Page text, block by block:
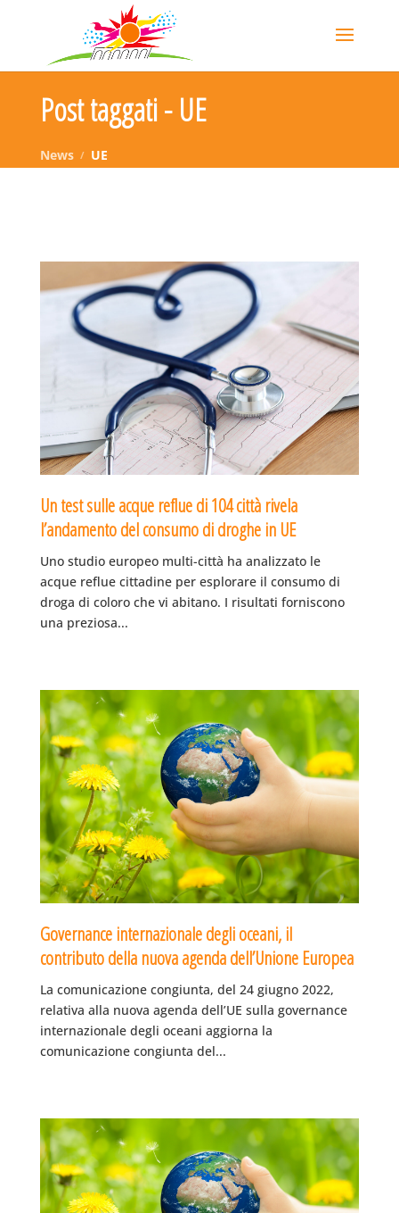
Post taggati - UE
News UE
Un test sulle acque reflue di 104 città rivela
l’andamento del consumo di droghe in UE
Uno studio europeo multi-città ha analizzato le
acque reflue cittadine per esplorare il consumo di
droga di coloro che vi abitano. I risultati forniscono
una preziosa...
Governance internazionale degli oceani, il
contributo della nuova agenda dell’Unione Europea
La comunicazione congiunta, del 24 giugno 2022,
relativa alla nuova agenda dell’UE sulla governance
internazionale degli oceani aggiorna la
comunicazione congiunta del...